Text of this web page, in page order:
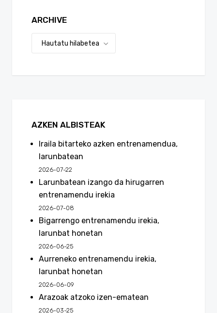
ARCHIVE
AZKEN ALBISTEAK
Iraila bitarteko azken entrenamendua,
larunbatean
2026-07-22
Larunbatean izango da hirugarren
entrenamendu irekia
2026-07-08
Bigarrengo entrenamendu irekia,
larunbat honetan
2026-06-25
Aurreneko entrenamendu irekia,
larunbat honetan
2026-06-09
Arazoak atzoko izen-ematean
2026-03-25